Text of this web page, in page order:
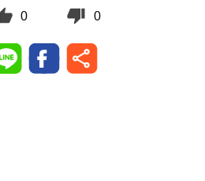
0 0